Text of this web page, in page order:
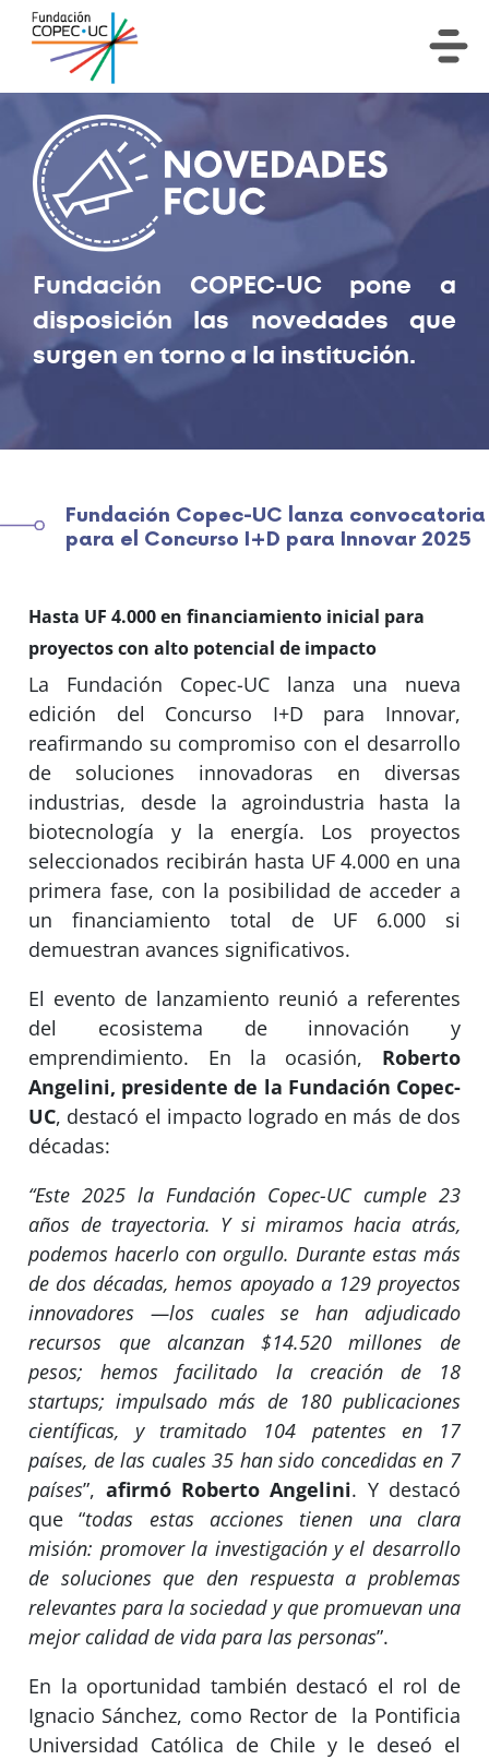
Fundación COPEC-UC pone a
disposición las novedades que
surgen en torno a la institución.
Fundación Copec-UC lanza convocatoria
para el Concurso I+D para Innovar 2025
Hasta UF 4.000 en financiamiento inicial para
proyectos con alto potencial de impacto
La Fundación Copec-UC lanza una nueva
edición del Concurso I+D para Innovar,
reafirmando su compromiso con el desarrollo
de soluciones innovadoras en diversas
industrias, desde la agroindustria hasta la
biotecnología y la energía. Los proyectos
seleccionados recibirán hasta UF 4.000 en una
primera fase, con la posibilidad de acceder a
un financiamiento total de UF 6.000 si
demuestran avances significativos.
El evento de lanzamiento reunió a referentes
del ecosistema de innovación y
emprendimiento. En la ocasión, Roberto
Angelini, presidente de la Fundación Copec-
UC, destacó el impacto logrado en más de dos
décadas:
“Este 2025 la Fundación Copec-UC cumple 23
años de trayectoria. Y si miramos hacia atrás,
podemos hacerlo con orgullo. Durante estas más
de dos décadas, hemos apoyado a 129 proyectos
innovadores —los cuales se han adjudicado
recursos que alcanzan $14.520 millones de
pesos; hemos facilitado la creación de 18
startups; impulsado más de 180 publicaciones
científicas, y tramitado 104 patentes en 17
países, de las cuales 35 han sido concedidas en 7
países”, afirmó Roberto Angelini. Y destacó
que “todas estas acciones tienen una clara
misión: promover la investigación y el desarrollo
de soluciones que den respuesta a problemas
relevantes para la sociedad y que promuevan una
mejor calidad de vida para las personas”.
En la oportunidad también destacó el rol de
Ignacio Sánchez, como Rector de la Pontificia
Universidad Católica de Chile y le deseó el